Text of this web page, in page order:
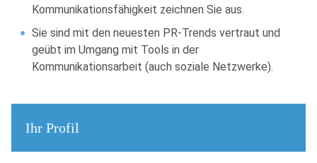
Kommunikationsfähigkeit zeichnen Sie aus.
Sie sind mit den neuesten PR-Trends vertraut und
geübt im Umgang mit Tools in der
Kommunikationsarbeit (auch soziale Netzwerke).
Ihr Profil